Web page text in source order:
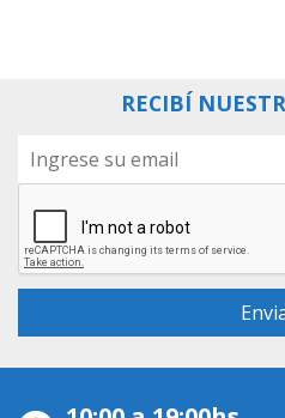
RECIBÍ